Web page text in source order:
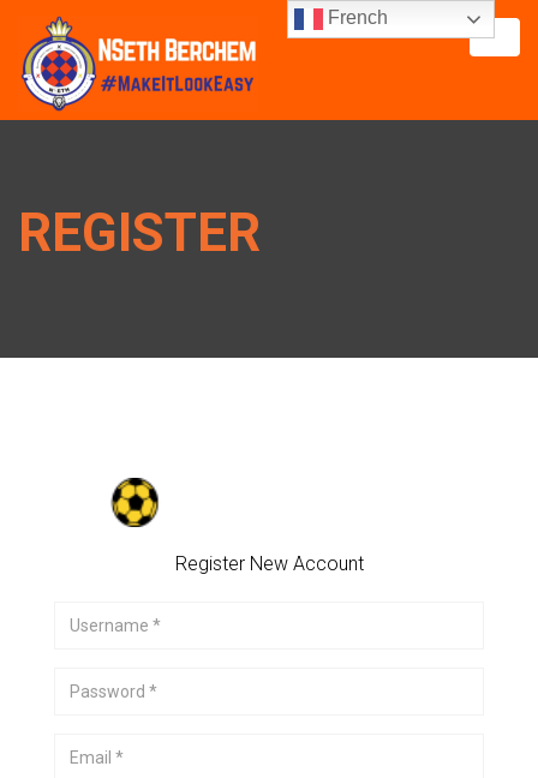
REGISTER
Register New Account
French